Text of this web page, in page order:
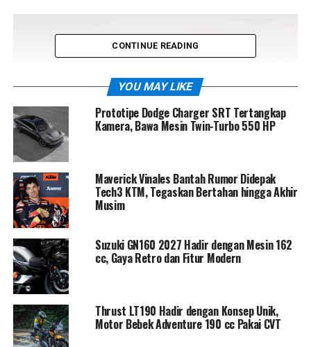
Detail menarik lain adalah penggunaanspion
konvensional
, bukan kamera futuristik ala konsep, yang
menguatkan dugaan mobil ini sudah mendekati versi
produksi. Bahkan, handle pintu rata dengan bodi
mempertegas aura modern sekaligus aerodinamis.
Banyak pengamat yakin mobil misterius ini adalah
kandidat kuat
artinya sedan listrik premium pesaing Tesla Model 3 dan
Polestar 2 ini akan beralih ke platform Neue Klasse,
menjanjikan kabin lebih lega, efisiensi tinggi, jarak
CONTINUE READING
YOU MAY LIKE
Prototipe Dodge Charger SRT Tertangkap
Kamera, Bawa Mesin Twin-Turbo 550 HP
Maverick Vinales Bantah Rumor Didepak
Tech3 KTM, Tegaskan Bertahan hingga Akhir
Musim
Suzuki GN160 2027 Hadir dengan Mesin 162
cc, Gaya Retro dan Fitur Modern
Thrust LT190 Hadir dengan Konsep Unik,
Motor Bebek Adventure 190 cc Pakai CVT